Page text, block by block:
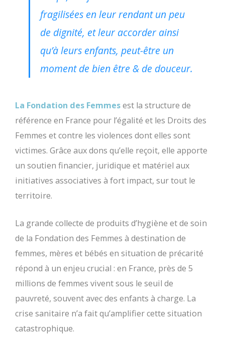
fragilisées en leur rendant un peu
de dignité, et leur accorder ainsi
qu’à leurs enfants, peut-être un
moment de bien être & de douceur.
La Fondation des Femmesest la structure de
référence en France pour l’égalité et les Droits des
Femmes et contre les violences dont elles sont
victimes. Grâce aux dons qu’elle reçoit, elle apporte
un soutien financier, juridique et matériel aux
initiatives associatives à fort impact, sur tout le
territoire.
La grande collecte de produits d’hygiène et de soin
de la Fondation des Femmes à destination de
femmes, mères et bébés en situation de précarité
répond à un enjeu crucial : en France, près de 5
millions de femmes vivent sous le seuil de
pauvreté, souvent avec des enfants à charge. La
crise sanitaire n’a fait qu’amplifier cette situation
catastrophique.